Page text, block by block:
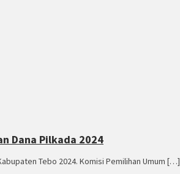
Dana Pilkada 2024
Tebo 2024. Komisi Pemilihan Umum […]